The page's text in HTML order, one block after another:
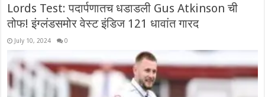
Lords Test: पदार्पणातच धडाडली Gus Atkinson ची
तोफ! इंग्लंडसमोर वेस्ट इंडिज 121 धावांत गारद
July 10, 2024 0